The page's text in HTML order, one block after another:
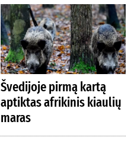
Švedijoje pirmą kartą
aptiktas afrikinis kiaulių
maras